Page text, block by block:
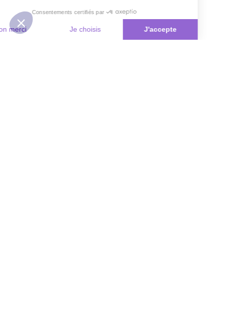
Consentements certifiés par
Non merci Je choisis
J'accepte